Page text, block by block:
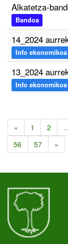
Alkatetza-
Bandoa
14_2024
Info
13_2024
Info
« 1 2
56
57 »